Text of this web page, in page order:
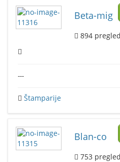
Beta-mig
894
---
Štamparije
Blan-co
753